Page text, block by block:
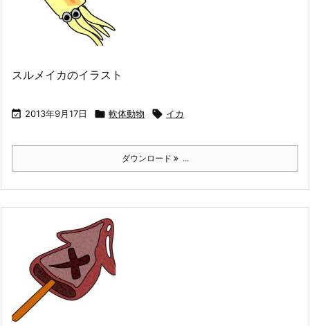
スルメイカのイラスト
 2013年9月17日  軟体動物  イカ
ダウンロード ...